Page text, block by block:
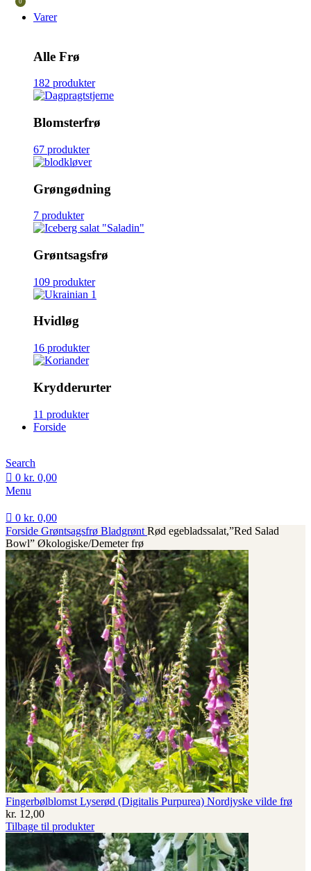
Varer
Alle Frø
182 produkter
Blomsterfrø
67 produkter
Grøngødning
7 produkter
Grøntsagsfrø
109 produkter
Hvidløg
16 produkter
Krydderurter
11 produkter
Forside
Search
0 kr. 0,00
Menu
0 kr. 0,00
Forside Grøntsagsfrø Bladgrønt Rød egebladssalat,”Red Salad
Bowl” Økologiske/Demeter frø
Fingerbølblomst Lyserød (Digitalis Purpurea) Nordjyske vilde frø
kr. 12,00
Tilbage til produkter
0